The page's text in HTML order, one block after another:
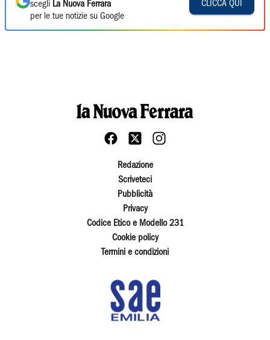
scegli La Nuova Ferrara
per le tue notizie su Google
CLICCA QUI
Redazione
Scriveteci
Pubblicità
Privacy
Codice Etico e Modello 231
Cookie policy
Termini e condizioni